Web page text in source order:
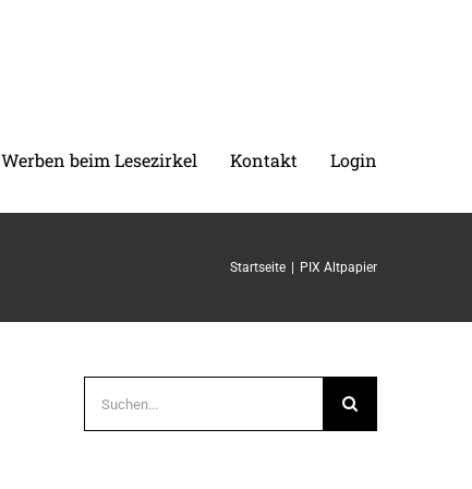
Werben beim Lesezirkel Kontakt Login
Startseite PIX Altpapier
nach: